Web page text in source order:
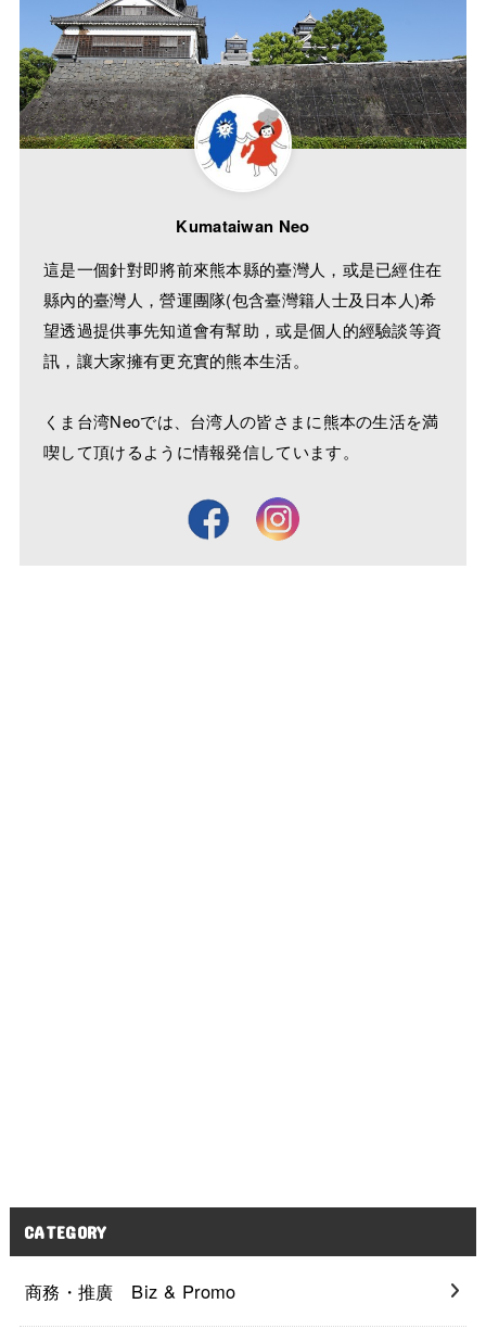
Kumataiwan Neo
這是一個針對即將前來熊本縣的臺灣人，或是已經住在
縣內的臺灣人，營運團隊(包含臺灣籍人士及日本人)希
望透過提供事先知道會有幫助，或是個人的經驗談等資
訊，讓大家擁有更充實的熊本生活。
くま台湾Neoでは、台湾人の皆さまに熊本の生活を満
喫して頂けるように情報発信しています。
CATEGORY
商務・推廣 Biz & Promo